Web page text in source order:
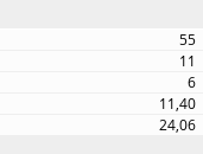
55
11
6
11,40
24,06